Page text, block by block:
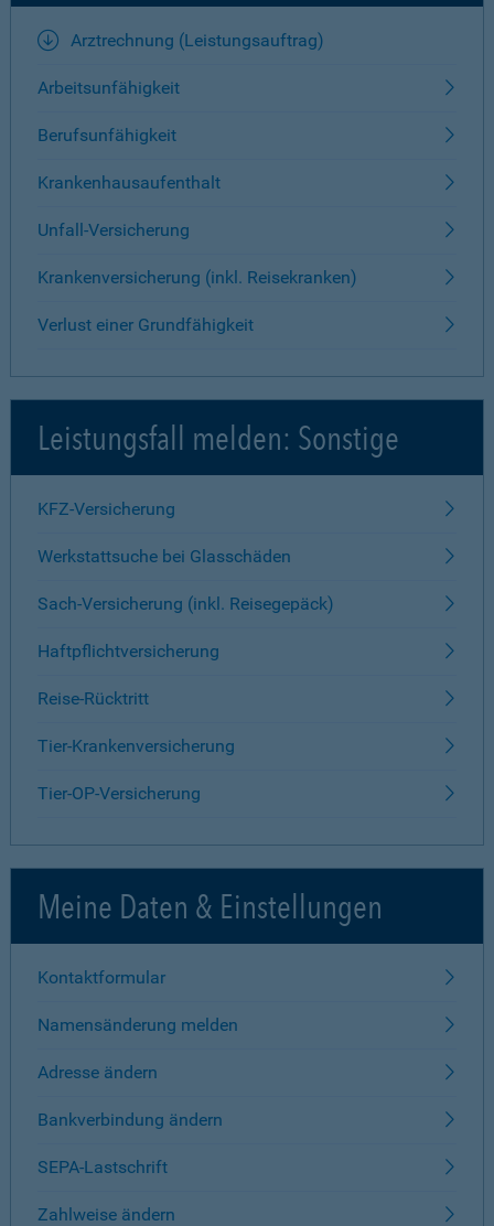
Arztrechnung (Leistungsauftrag)
Arbeitsunfähigkeit
Berufsunfähigkeit
Krankenhausaufenthalt
Unfall-Versicherung
Krankenversicherung (inkl. Reisekranken)
Verlust einer Grundfähigkeit
Leistungsfall melden: Sonstige
KFZ-Versicherung
Werkstattsuche bei Glasschäden
Sach-Versicherung (inkl. Reisegepäck)
Haftpflichtversicherung
Reise-Rücktritt
Tier-Krankenversicherung
Tier-OP-Versicherung
Meine Daten & Einstellungen
Kontaktformular
Namensänderung melden
Adresse ändern
Bankverbindung ändern
SEPA-Lastschrift
Zahlweise ändern